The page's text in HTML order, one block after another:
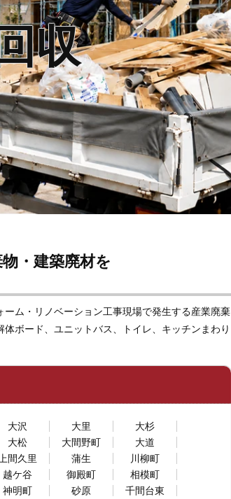
収
・建築廃材を
ム・リノベーション工事現場で発生する産業廃棄
ボード、ユニットバス、トイレ、キッチンまわり
大沢 大里
大杉
大松 大間野町
大道
上間久里 蒲生
川柳町
越ケ谷 御殿町
相模町
神明町 砂原
千間台東